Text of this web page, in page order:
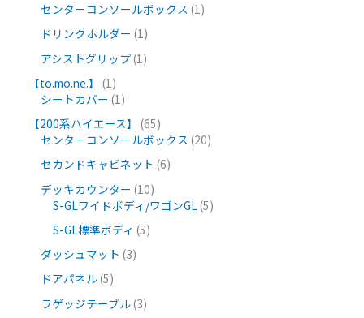
センターコンソールボックス 1
ドリンクホルダー 1
アシストグリップ 1
【to.mo.ne.】
1
シートカバー 1
【200系ハイエース】
65
センターコンソールボックス 20
セカンドキャビネット 6
デッキカウンター 10
S-GLワイドボディ/ワゴンGL 5
S-GL標準ボディ 5
ダッシュマット 3
ドアパネル 5
ラゲッジテーブル 3